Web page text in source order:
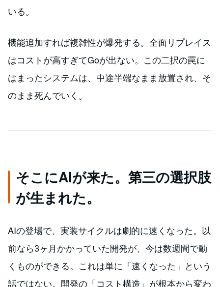
いる。
機能追加すれば複雑性が爆発する。全面リプレイス
はコストが高すぎてGoが出ない。この二択の罠に
はまったシステムは、中途半端なまま放置され、そ
のまま死んでいく。
そこにAIが来た。第三の選択肢
が生まれた。
AIの登場で、実装サイクルは劇的に速くなった。以
前なら3ヶ月かかっていた開発が、今は数週間で動
くものができる。これは単に「速くなった」という
話ではない。開発の「コスト構造」が根本から変わ